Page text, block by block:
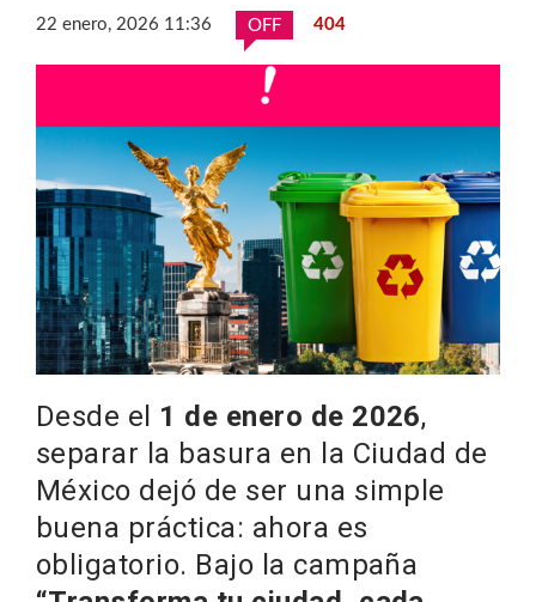
22 enero, 2026 11:36 OFF 404
Desde el 1 de enero de 2026,
separar la basura en la Ciudad de
México dejó de ser una simple
buena práctica: ahora es
obligatorio. Bajo la campaña